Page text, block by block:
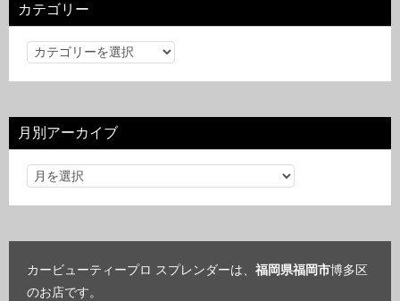
カテゴリー
カ
リ
ー
月別アーカイブ
カービューティープロ スプレンダーは、 福岡県福岡市博多区
のお店です。